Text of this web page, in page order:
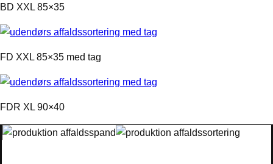
BD XXL 85×35
FD XXL 85×35 med tag
FDR XL 90×40